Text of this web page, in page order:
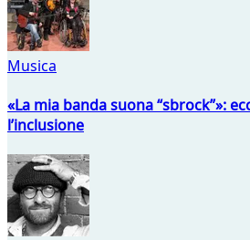
Musica
«La mia banda suona “sbrock”»:
l’inclusione